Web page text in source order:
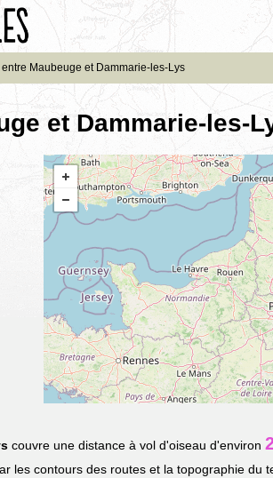
entre Maubeuge et Dammarie-les-Lys
et Dammarie-les-
couvre une distance à vol d'oiseau d'environ
les contours des routes et la topographie du